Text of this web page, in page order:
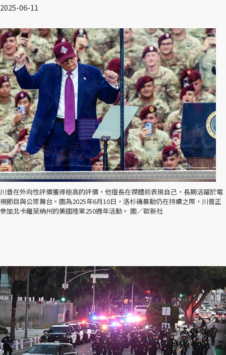
2025-06-11
川普在外向性評價獲得極高的評價，他擅長在媒體前表現自己，長期活躍於電
視節目與公眾舞台。圖為2025年6月10日，洛杉磯暴動仍在持續之際，川普正
參加北卡羅萊納州的美國陸軍250週年活動。 圖／歐新社